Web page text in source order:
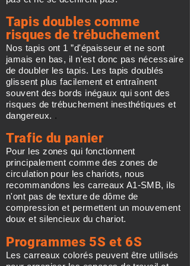
Tapis doubles comme
risques de trébuchement
Nos tapis ont 1 ”d'épaisseur et ne sont
jamais en bas, il n'est donc pas nécessaire
de doubler les tapis. Les tapis doublés
glissent plus facilement et entraînent
souvent des bords inégaux qui sont des
risques de trébuchement inesthétiques et
dangereux. .
Trafic du panier
Pour les zones qui fonctionnent
principalement comme des zones de
circulation pour les chariots, nous
recommandons les carreaux A1-SMB, ils
n'ont pas de texture de dôme de
compression et permettent un mouvement
doux et silencieux du chariot.
Programmes 5S et 6S
Les carreaux colorés peuvent être utilisés